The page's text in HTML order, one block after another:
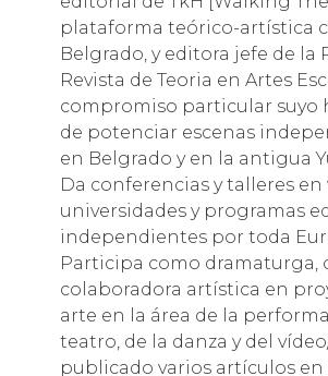
plataforma teórico-artística
Belgrado, y editora jefe de la
Revista de Teoria en Artes
compromiso particular suyo
de potenciar escenas
en Belgrado y en la antigua
Da conferencias y talleres en
universidades y programas
independientes por toda
Participa como dramaturga,
colaboradora artística en
arte en la área de la
teatro, de la danza y del
publicado varios artículos en